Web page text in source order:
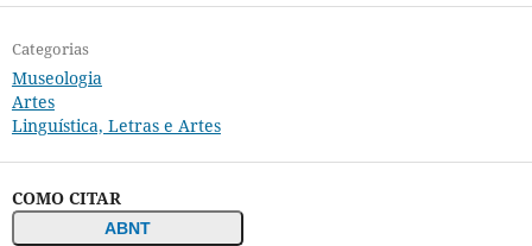
Categorias
Museologia
Artes
Linguística, Letras e Artes
COMO CITAR
ABNT